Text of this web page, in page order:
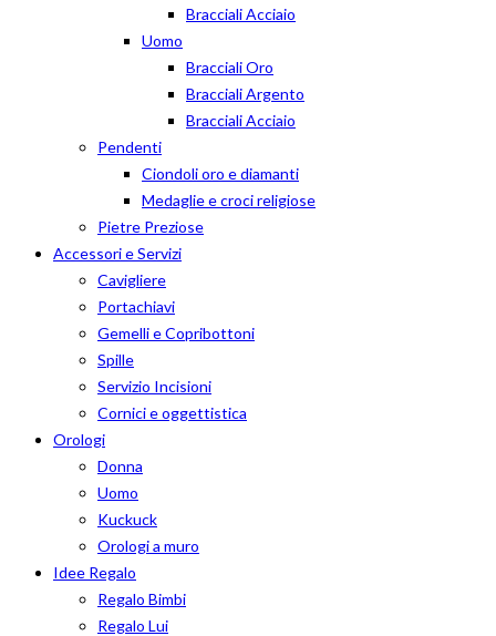
Bracciali Acciaio
Uomo
Bracciali Oro
Bracciali Argento
Bracciali Acciaio
Pendenti
Ciondoli oro e diamanti
Medaglie e croci religiose
Pietre Preziose
Accessori e Servizi
Cavigliere
Portachiavi
Gemelli e Copribottoni
Spille
Servizio Incisioni
Cornici e oggettistica
Orologi
Donna
Uomo
Kuckuck
Orologi a muro
Idee Regalo
Regalo Bimbi
Regalo Lui